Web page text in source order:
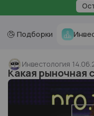
Подборки
Инвестология
Какая рыночная